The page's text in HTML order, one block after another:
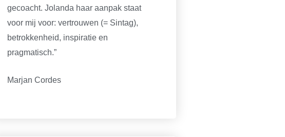
gecoacht. Jolanda haar aanpak staat
voor mij voor: vertrouwen (= Sintag),
betrokkenheid, inspiratie en
pragmatisch.”
Marjan Cordes